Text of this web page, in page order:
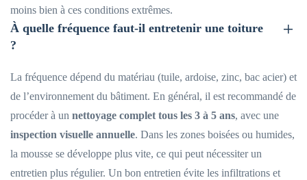
moins bien à ces conditions extrêmes.
À quelle fréquence faut-il entretenir une toiture
?
La fréquence dépend du matériau (tuile, ardoise, zinc, bac acier) et
de l’environnement du bâtiment. En général, il est recommandé de
procéder à un nettoyage complet tous les 3 à 5 ans, avec une
inspection visuelle annuelle. Dans les zones boisées ou humides,
la mousse se développe plus vite, ce qui peut nécessiter un
entretien plus régulier. Un bon entretien évite les infiltrations et